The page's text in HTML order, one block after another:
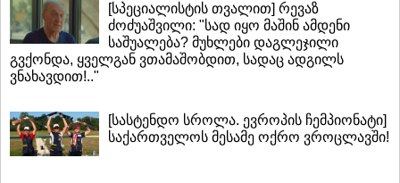
[სპეციალისტის თვალით] რევაზ
ძოძუაშვილი: "სად იყო მაშინ ამდენი
საშუალება? მუხლები დაგლეჯილი
გვქონდა, ყველგან ვთამაშობდით, სადაც ადგილს
ვნახავდით!.."
[სასტენდო სროლა. ევროპის ჩემპიონატი]
საქართველოს მესამე ოქრო ვროცლავში!